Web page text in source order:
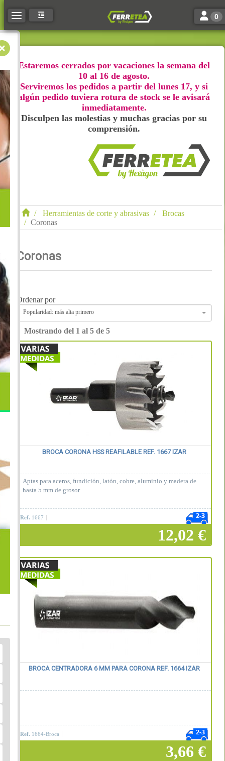
Toggle navigation Toggle
0
Estaremos cerrados por vacaciones la semana del
10 al 16 de agosto.
Serviremos los pedidos a partir del lunes 17, y si
algún pedido tuviera rotura de stock se le avisará
inmediatamente.
Disculpen las molestias y muchas gracias por su
comprensión.
Herramientas de corte y abrasivas
Brocas
Coronas
Coronas
Ordenar por
Popularidad: más alta primero
Mostrando del 1 al 5 de 5
BROCA CORONA HSS REAFILABLE REF. 1667 IZAR
Aptas para aceros, fundición, latón, cobre, aluminio y madera de
hasta 5 mm de grosor.
Ref. 1667
12,02 €
BROCA CENTRADORA 6 MM PARA CORONA REF. 1664 IZAR
Ref. 1664-Broca
3,66 €